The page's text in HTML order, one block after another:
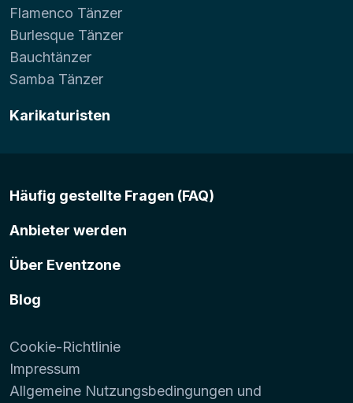
Flamenco Tänzer
Burlesque Tänzer
Bauchtänzer
Samba Tänzer
Karikaturisten
Häufig gestellte Fragen (FAQ)
Anbieter werden
Über Eventzone
Blog
Cookie-Richtlinie
Impressum
Allgemeine Nutzungsbedingungen und